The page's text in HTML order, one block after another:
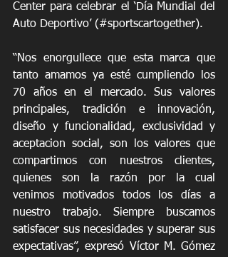
Center para celebrar el ‘Día Mundial del
Auto Deportivo’ (#sportscartogether).
“Nos enorgullece que esta marca que
tanto amamos ya esté cumpliendo los
70 años en el mercado. Sus valores
principales, tradición e innovación,
diseño y funcionalidad, exclusividad y
aceptacion social, son los valores que
compartimos con nuestros clientes,
quienes son la razón por la cual
venimos motivados todos los días a
nuestro trabajo. Siempre buscamos
satisfacer sus necesidades y superar sus
expectativas”, expresó Víctor M. Gómez